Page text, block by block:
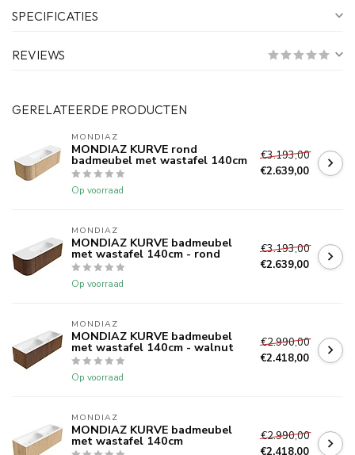
SPECIFICATIES
REVIEWS
GERELATEERDE PRODUCTEN
MONDIAZ
MONDIAZ KURVE rond
badmeubel met wastafel 140cm
Op voorraad
€3.193,00
€2.639,00
MONDIAZ
MONDIAZ KURVE badmeubel
met wastafel 140cm - rond
Op voorraad
€3.193,00
€2.639,00
MONDIAZ
MONDIAZ KURVE badmeubel
met wastafel 140cm - walnut
Op voorraad
€2.990,00
€2.418,00
MONDIAZ
MONDIAZ KURVE badmeubel
met wastafel 140cm
€2.990,00
€2.418,00